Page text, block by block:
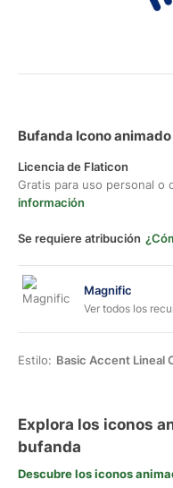
Bufanda Icono
Licencia de Flaticon
Gratis para uso personal o
información
Se requiere atribución
Magnific
Ver todos los
Estilo: Basic Accent Lineal
Explora los iconos
bufanda
Descubre los iconos